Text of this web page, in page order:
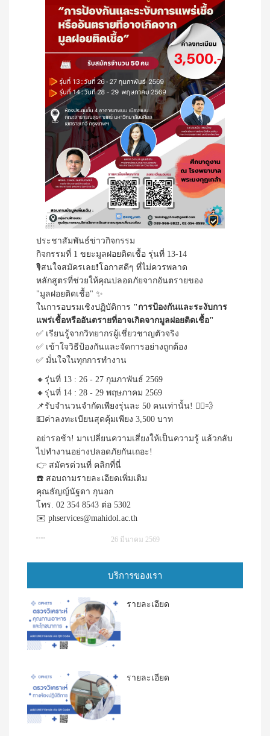
ประชาสัมพันธ์ข่าวกิจกรรม
กิจกรรมที่ 1 ขยะมูลฝอยติดเชื้อ รุ่นที่ 13-14
🎙️สนใจสมัครเลย❗โอกาสดีๆ ที่ไม่ควรพลาด
หลักสูตรที่ช่วยให้คุณปลอดภัยจากอันตรายของ
"มูลฝอยติดเชื้อ" ✨
ในการอบรมเชิงปฏิบัติการ "การป้องกันและระงับการ
แพร่เชื้อหรืออันตรายที่อาจเกิดจากมูลฝอยติดเชื้อ"
✅ เรียนรู้จากวิทยากรผู้เชี่ยวชาญตัวจริง
✅ เข้าใจวิธีป้องกันและจัดการอย่างถูกต้อง
✅ มั่นใจในทุกการทำงาน
🔸รุ่นที่ 13 : 26 - 27 กุมภาพันธ์ 2569
🔸รุ่นที่ 14 : 28 - 29 พฤษภาคม 2569
📌รับจำนวนจำกัดเพียงรุ่นละ 50 คนเท่านั้น! 🏃‍♀️💨
💵ค่าลงทะเบียนสุดคุ้มเพียง 3,500 บาท
อย่ารอช้า! มาเปลี่ยนความเสี่ยงให้เป็นความรู้ แล้วกลับ
ไปทำงานอย่างปลอดภัยกันเถอะ!
👉 สมัครด่วนที่ คลิกที่นี่
☎️ สอบถามรายละเอียดเพิ่มเติม
คุณธัญญ์นัฐดา กุนอก
โทร. 02 354 8543 ต่อ 5302
✉️ phservices@mahidol.ac.th
26 มีนาคม 2569
บริการของเรา
รายละเอียด
รายละเอียด